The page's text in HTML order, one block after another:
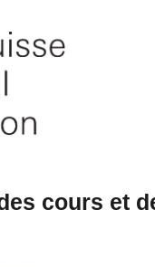
cours et